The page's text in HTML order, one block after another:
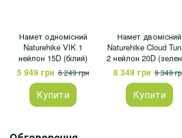
Намет одномісний
Naturehike VIK 1
нейлон 15D (білий)
5 949 грн 6 249 грн
Купити
Намет двомісний
Naturehike Cloud
2 нейлон 20D
8 349 грн 9 349
Купити